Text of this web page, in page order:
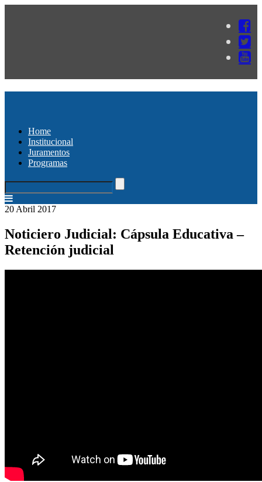
Home
Institucional
Juramentos
Programas
20 Abril 2017
Noticiero Judicial: Cápsula Educativa –
Retención judicial